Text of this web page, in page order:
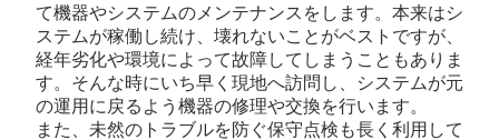
て機器やシステムのメンテナンスをします。本来はシ
ステムが稼働し続け、壊れないことがベストですが、
経年劣化や環境によって故障してしまうこともありま
す。そんな時にいち早く現地へ訪問し、システムが元
の運用に戻るよう機器の修理や交換を行います。
また、未然のトラブルを防ぐ保守点検も長く利用して